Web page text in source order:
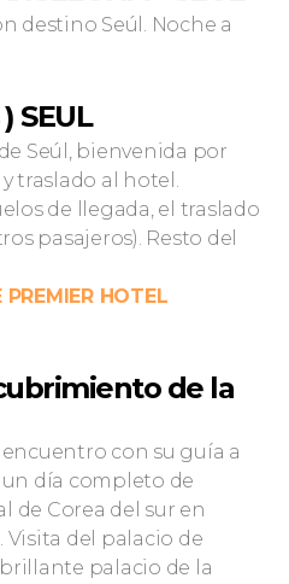
destino Seúl. Noche a
SEUL
Seúl, bienvenida por
traslado al hotel.
de llegada, el traslado
pasajeros). Resto del
PREMIER HOTEL
de la
con su guía a
un día completo de
de Corea del sur en
del palacio de
palacio de la